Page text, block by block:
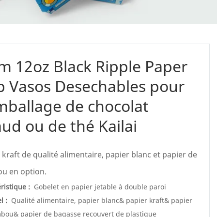
12oz Black Ripple Paper
Vasos Desechables pour
de chocolat
ou de thé Kailai
kraft de qualité alimentaire, papier blanc et papier de
en option.
: Gobelet en papier jetable à double paroi
: Qualité alimentaire, papier blanc& papier kraft& papier
papier de bagasse recouvert de plastique